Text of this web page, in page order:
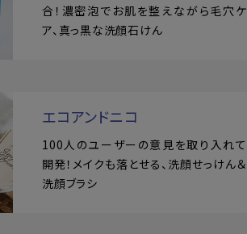
合！濃密泡でお肌を整えながら毛穴ケ
ア、真っ黒な洗顔石けん
エコアンドニコ
100人のユーザーの意見を取り入れて
開発！メイクも落とせる、洗顔せっけん＆
洗顔ブラシ